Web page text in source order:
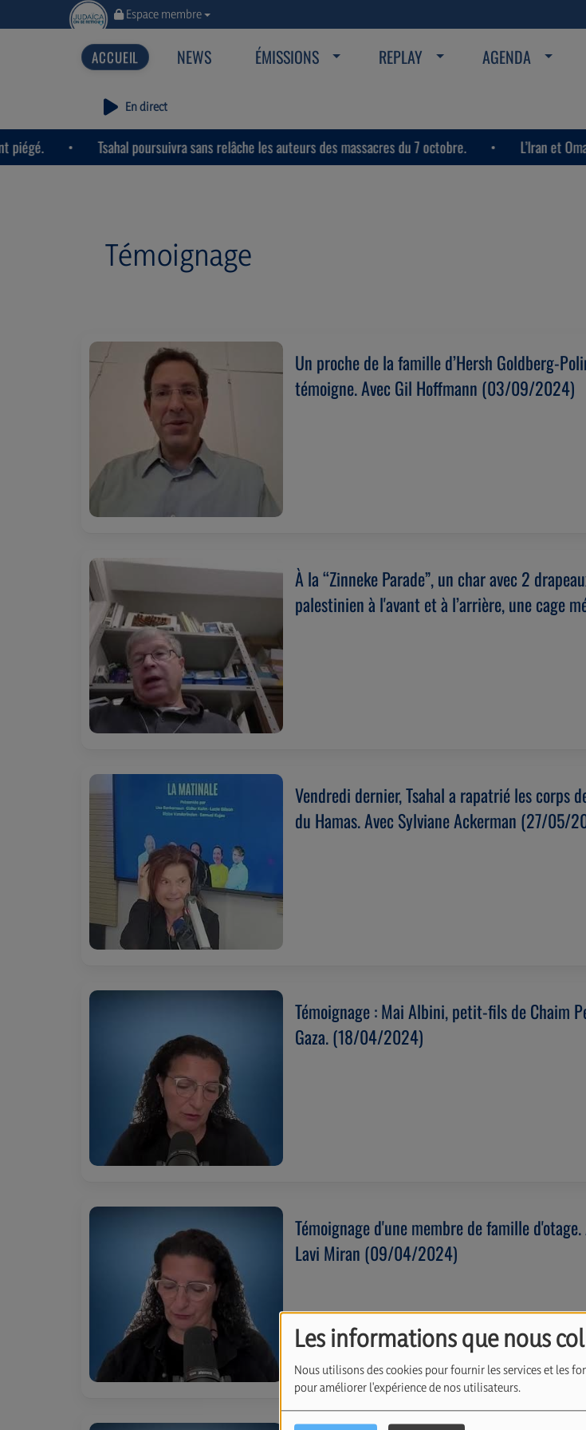
Les informations que nous
Nous utilisons des cookies pour fournir les services et les
pour améliorer l'expérience de nos utilisateurs.
Espace membre
NEWS ÉMISSIONS REPLAY AGENDA
En direct
Tsahal poursuivra sans relâche les auteurs des massacres du 7 octobre. L’Iran et Oman se
Témoignage
Un proche de la famille d’Hersh Goldberg-
témoigne. Avec Gil Hoffmann (03/09/2024)
À la “Zinneke Parade”, un char avec 2
palestinien à l'avant et à l’arrière, une cage
Vendredi dernier, Tsahal a rapatrié les corps
du Hamas. Avec Sylviane Ackerman (27/05/
Témoignage : Mai Albini, petit-fils de Chaim
Gaza. (18/04/2024)
Témoignage d'une membre de famille
Lavi Miran (09/04/2024)